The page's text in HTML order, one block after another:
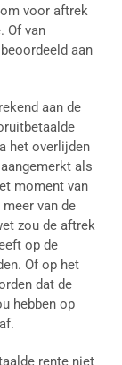
voor aftrek
Of van
aan
aan de
het overlijden
als
moment van
van de
zou de aftrek
op de
Of op het
dat de
hebben op
rente niet